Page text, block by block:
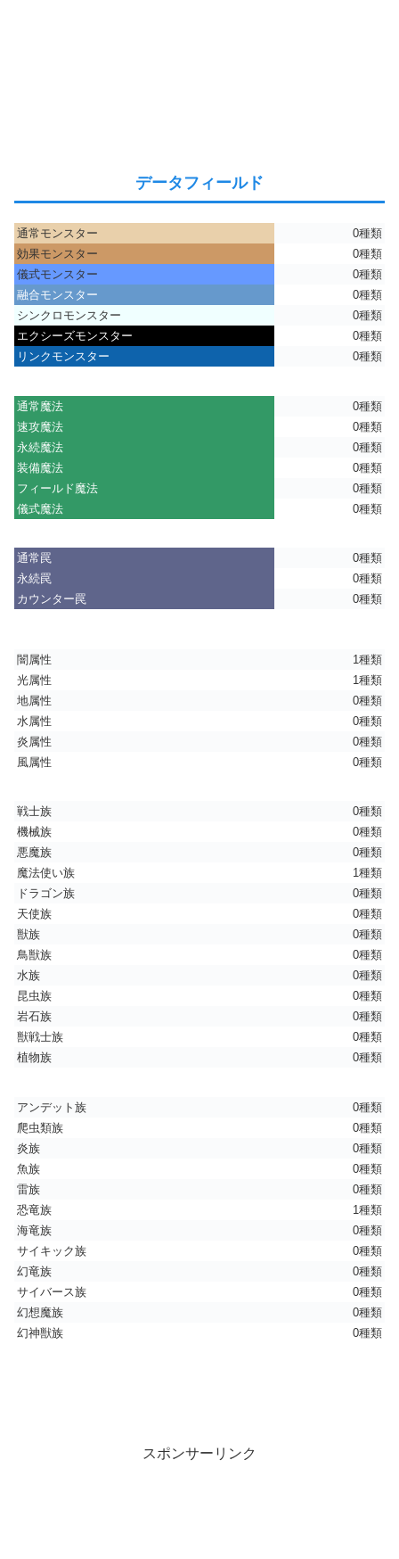
データフィールド
通常モンスター
0種類
効果モンスター
0種類
儀式モンスター
0種類
融合モンスター
0種類
シンクロモンスター
0種類
エクシーズモンスター
0種類
リンクモンスター
0種類
通常魔法
0種類
速攻魔法
0種類
永続魔法
0種類
装備魔法
0種類
フィールド魔法
0種類
儀式魔法
0種類
通常罠
0種類
永続罠
0種類
カウンター罠
0種類
闇属性
1種類
光属性
1種類
地属性
0種類
水属性
0種類
炎属性
0種類
風属性
0種類
戦士族
0種類
機械族
0種類
悪魔族
0種類
魔法使い族
1種類
ドラゴン族
0種類
天使族
0種類
獣族
0種類
鳥獣族
0種類
水族
0種類
昆虫族
0種類
岩石族
0種類
獣戦士族
0種類
植物族
0種類
アンデット族
0種類
爬虫類族
0種類
炎族
0種類
魚族
0種類
雷族
0種類
恐竜族
1種類
海竜族
0種類
サイキック族
0種類
幻竜族
0種類
サイバース族
0種類
幻想魔族
0種類
幻神獣族
0種類
スポンサーリンク